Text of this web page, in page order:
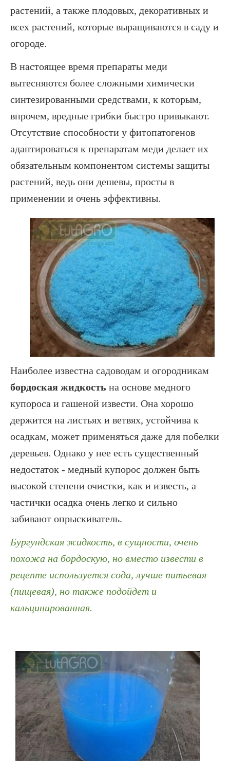
растений, а также плодовых, декоративных и
всех растений, которые выращиваются в саду и
огороде.
В настоящее время препараты меди
вытесняются более сложными химически
синтезированными средствами, к которым,
впрочем, вредные грибки быстро привыкают.
Отсутствие способности у фитопатогенов
адаптироваться к препаратам меди делает их
обязательным компонентом системы защиты
растений, ведь они дешевы, просты в
применении и очень эффективны.
Наиболее известна садоводам и огородникам
бордоская жидкость на основе медного
купороса и гашеной извести. Она хорошо
держится на листьях и ветвях, устойчива к
осадкам, может применяться даже для побелки
деревьев. Однако у нее есть существенный
недостаток - медный купорос должен быть
высокой степени очистки, как и известь, а
частички осадка очень легко и сильно
забивают опрыскиватель.
Бургундская жидкость, в сущности, очень
похожа на бордоскую, но вместо извести в
рецепте используется сода, лучше питьевая
(пищевая), но также подойдет и
кальцинированная.